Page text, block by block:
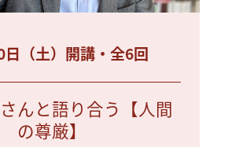
日（土）開講・全6回
んと語り合う【人間
の尊厳】